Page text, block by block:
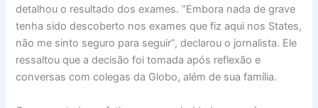
detalhou o resultado dos exames. “Embora nada de grave
tenha sido descoberto nos exames que fiz aqui nos States,
não me sinto seguro para seguir”, declarou o jornalista. Ele
ressaltou que a decisão foi tomada após reflexão e
conversas com colegas da Globo, além de sua família.